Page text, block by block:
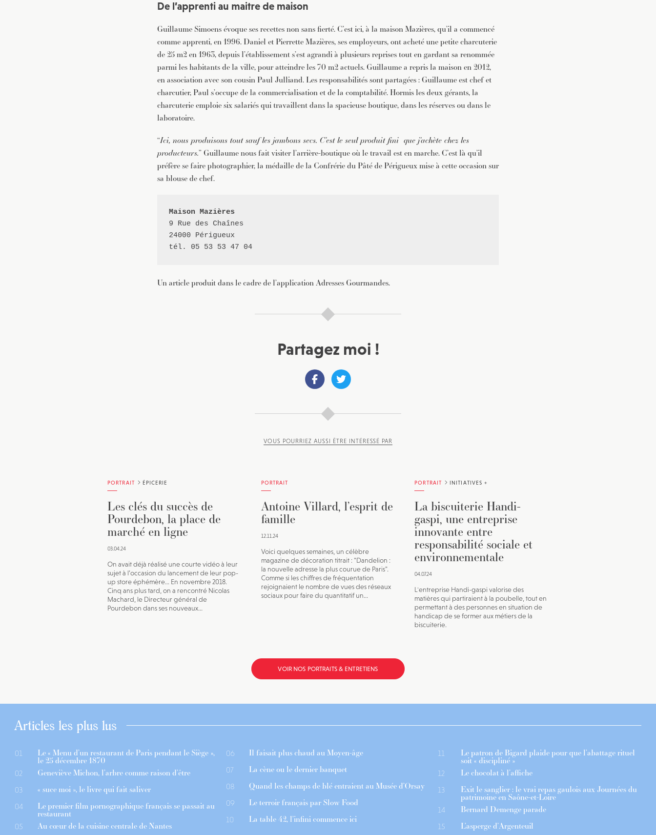
De l’apprenti au maitre de maison
Guillaume Simoens évoque ses recettes non sans fierté. C’est ici, à la maison Mazières, qu’il a commencé
comme apprenti, en 1996. Daniel et Pierrette Mazières, ses employeurs, ont acheté une petite charcuterie
de 25 m2 en 1963, depuis l’établissement s’est agrandi à plusieurs reprises tout en gardant sa renommée
parmi les habitants de la ville, pour atteindre les 70 m2 actuels. Guillaume a repris la maison en 2012,
en association avec son cousin Paul Julliand. Les responsabilités sont partagées : Guillaume est chef et
charcutier, Paul s’occupe de la commercialisation et de la comptabilité. Hormis les deux gérants, la
charcuterie emploie six salariés qui travaillent dans la spacieuse boutique, dans les réserves ou dans le
laboratoire.
“Ici, nous produisons tout sauf les jambons secs. C’est le seul produit fini que j’achète chez les
producteurs.” Guillaume nous fait visiter l’arrière-boutique où le travail est en marche. C’est là qu’il
préfère se faire photographier, la médaille de la Confrérie du Pâté de Périgueux mise à cette occasion sur
sa blouse de chef.
Maison Mazières
9 Rue des Chaînes
24000 Périgueux
tél. 05 53 53 47 04
Un article produit dans le cadre de l’application Adresses Gourmandes.
Partagez moi !
VOUS POURRIEZ AUSSI ÊTRE INTÉRESSÉ PAR
PORTRAIT ÉPICERIE
Les clés du succès de
Pourdebon, la place de
marché en ligne
03.04.24
On avait déjà réalisé une courte vidéo à leur
sujet à l’occasion du lancement de leur pop-
up store éphémère… En novembre 2018.
Cinq ans plus tard, on a rencontré Nicolas
Machard, le Directeur général de
Pourdebon dans ses nouveaux...
PORTRAIT
Antoine Villard, l’esprit de
famille
12.11.24
Voici quelques semaines, un célèbre
magazine de décoration titrait : "Dandelion :
la nouvelle adresse la plus courue de Paris".
Comme si les chiffres de fréquentation
rejoignaient le nombre de vues des réseaux
sociaux pour faire du quantitatif un...
PORTRAIT INITIATIVES +
La biscuiterie Handi-
gaspi, une entreprise
innovante entre
responsabilité sociale et
environnementale
04.07.24
L'entreprise Handi-gaspi valorise des
matières qui partiraient à la poubelle, tout en
permettant à des personnes en situation de
handicap de se former aux métiers de la
biscuiterie.
VOIR NOS PORTRAITS & ENTRETIENS
Articles les plus lus
01 Le « Menu d’un restaurant de Paris pendant le Siège »,
le 25 décembre 1870
02 Geneviève Michon, l’arbre comme raison d’être
03 « suce moi », le livre qui fait saliver
04 Le premier film pornographique français se passait au
restaurant
05 Au cœur de la cuisine centrale de Nantes
06 Il faisait plus chaud au Moyen-âge
07 La cène ou le dernier banquet
08 Quand les champs de blé entraient au Musée d’Orsay
09 Le terroir français par Slow Food
10 La table 42, l’infini commence ici
11 Le patron de Bigard plaide pour que l’abattage rituel
soit « discipliné »
12 Le chocolat à l’affiche
13 Exit le sanglier : le vrai repas gaulois aux Journées du
patrimoine en Saône-et-Loire
14 Bernard Demenge parade
15 L’asperge d’Argenteuil